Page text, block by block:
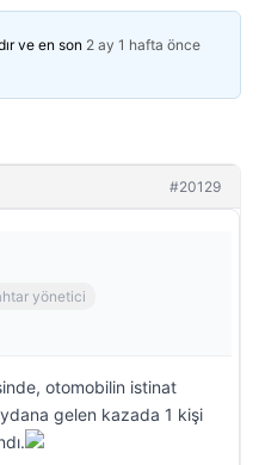
ve en son 2 ay 1 hafta önce
#20129
yönetici
otomobilin istinat
gelen kazada 1 kişi